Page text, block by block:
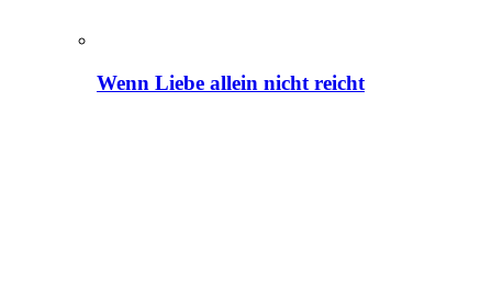
Wenn Liebe allein nicht reicht